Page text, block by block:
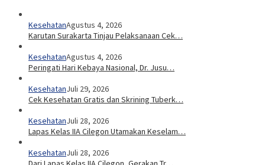
KesehatanAgustus 4, 2026
Karutan Surakarta Tinjau Pelaksanaan Cek…
KesehatanAgustus 4, 2026
Peringati Hari Kebaya Nasional, Dr. Jusu…
KesehatanJuli 29, 2026
Cek Kesehatan Gratis dan Skrining Tuberk…
KesehatanJuli 28, 2026
Lapas Kelas IIA Cilegon Utamakan Keselam…
KesehatanJuli 28, 2026